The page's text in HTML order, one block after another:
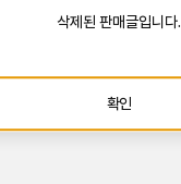
삭제된 판매글입니다.
확인